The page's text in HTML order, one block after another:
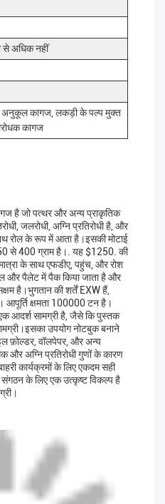
से अधिक नहीं
अनुकूल कागज, लकड़ी के पल्प मुक्त
कागज
है जो पत्थर और अन्य प्राकृतिक
जलरोधी, अग्नि प्रतिरोधी है, और
रोल के रूप में आता है।इसकी मोटाई
से 400 ग्राम है।. यह $1250. की
के साथ एफडीए, पहुंच, और रोश
और पैलेट में पैक किया जाता है और
है।भुगतान की शर्तें EXW हैं,
क्षमता 100000 टन है।
आदर्श सामग्री है, जैसे कि पुस्तक
उपयोग नोटबुक बनाने
फ़ोल्डर, वॉलपेपर, और अन्य
अग्नि प्रतिरोधी गुणों के कारण
कार्यक्रमों के लिए एकदम सही
संगठन के लिए एक उत्कृष्ट विकल्प है